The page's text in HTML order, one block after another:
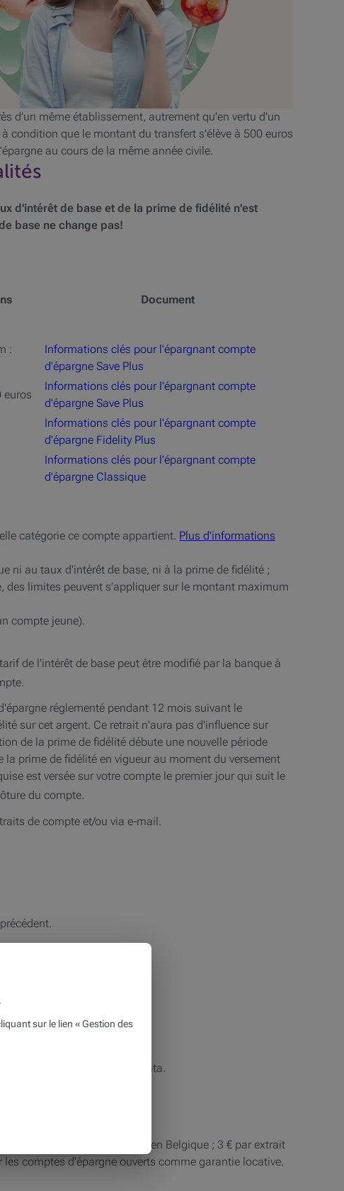
d’un même établissement, autrement qu'en vertu d'un
condition que le montant du transfert s’élève à 500 euros
au cours de la même année civile.
d'intérêt de base et de la prime de fidélité n'est
base ne change pas!
Document
:
Informations clés pour l'épargnant compte
d'épargne Save Plus
euros
Informations clés pour l'épargnant compte
d'épargne Save Plus
Informations clés pour l'épargnant compte
d'épargne Fidelity Plus
Informations clés pour l'épargnant compte
d'épargne Classique
catégorie ce compte appartient. Plus d'informations
ni au taux d'intérêt de base, ni à la prime de fidélité ;
des limites peuvent s’appliquer sur le montant maximum
compte jeune).
de l'intérêt de base peut être modifié par la banque à
réglementé pendant 12 mois suivant le
sur cet argent. Ce retrait n'aura pas d'influence sur
de la prime de fidélité débute une nouvelle période
prime de fidélité en vigueur au moment du versement
est versée sur votre compte le premier jour qui suit le
du compte.
de compte et/ou via e-mail.
frais sont calculés au prorata.
€ par extrait pour un envoi en Belgique ; 3 € par extrait
comptes d'épargne ouverts comme garantie locative.
sur le lien « Gestion des